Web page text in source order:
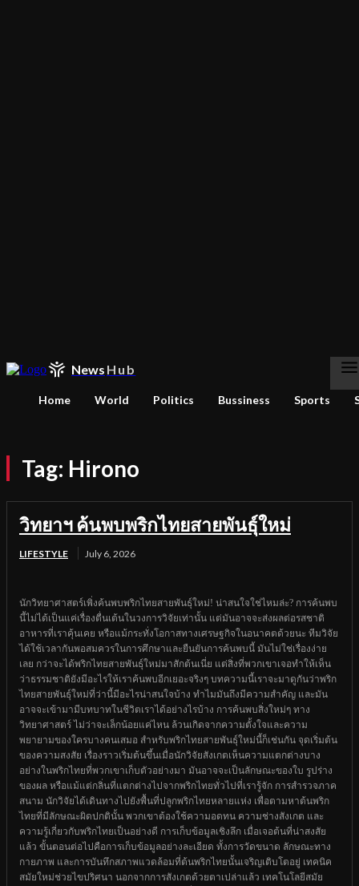
News Hub
Home World Politics Bussiness Sports
Tag: Hirono
วิทยาฯ ค้นพบพริกไทยสายพันธุ์ใหม่
LIFESTYLE July 6, 2026
นักวิทยาศาสตร์เพิ่งค้นพบพริกไทยสายพันธุ์ใหม่! น่าสนใจใช่ไหมล่ะ? การค้นพบ
นี้ไม่ได้เป็นแค่เรื่องตื่นเต้นในวงการวิจัยเท่านั้น แต่มันอาจจะส่งผลต่อรสชาติ
อาหารที่เราคุ้นเคย หรือแม้กระทั่งโอกาสทางเศรษฐกิจในอนาคตด้วยนะ ทีมวิจัย
ได้ใช้เวลากันพอสมควรในการศึกษาและยืนยันการค้นพบนี้ มันไม่ใช่เรื่องง่าย
เลย กว่าจะได้พริกไทยสายพันธุ์ใหม่มาสักต้นเนี่ย แต่สิ่งที่พวกเขาเจอทำให้เห็น
ว่าธรรมชาติยังมีอะไรให้เราค้นพบอีกเยอะจริงๆ บทความนี้เราจะมาดูกันว่าพริก
ไทยสายพันธุ์ใหม่ที่ว่านี้มีอะไรน่าสนใจบ้าง ทำไมมันถึงมีความสำคัญ และมัน
อาจจะเข้ามามีบทบาทในชีวิตเราได้อย่างไรบ้าง การค้นพบสิ่งใหม่ๆ ทาง
วิทยาศาสตร์ ไม่ว่าจะเล็กน้อยแค่ไหน ล้วนเกิดจากความตั้งใจและความ
พยายามของใครบางคนเสมอ สำหรับพริกไทยสายพันธุ์ใหม่นี้ก็เช่นกัน จุดเริ่มต้น
ของความสงสัย เรื่องราวเริ่มต้นขึ้นเมื่อนักวิจัยสังเกตเห็นความแตกต่างบาง
อย่างในพริกไทยที่พวกเขาเก็บตัวอย่างมา มันอาจจะเป็นลักษณะของใบ รูปร่าง
ของผล หรือแม้แต่กลิ่นที่แตกต่างไปจากพริกไทยทั่วไปที่เรารู้จัก การสำรวจภาค
สนาม นักวิจัยได้เดินทางไปยังพื้นที่ปลูกพริกไทยหลายแห่ง เพื่อตามหาต้นพริก
ไทยที่มีลักษณะผิดปกตินั้น พวกเขาต้องใช้ความอดทน ความช่างสังเกต และ
ความรู้เกี่ยวกับพริกไทยเป็นอย่างดี การเก็บข้อมูลเชิงลึก เมื่อเจอต้นที่น่าสงสัย
แล้ว ขั้นตอนต่อไปคือการเก็บข้อมูลอย่างละเอียด ทั้งการวัดขนาด ลักษณะทาง
กายภาพ และการบันทึกสภาพแวดล้อมที่ต้นพริกไทยนั้นเจริญเติบโตอยู่ เทคนิค
สมัยใหม่ช่วยไขปริศนา นอกจากการสังเกตด้วยตาเปล่าแล้ว เทคโนโลยีสมัย